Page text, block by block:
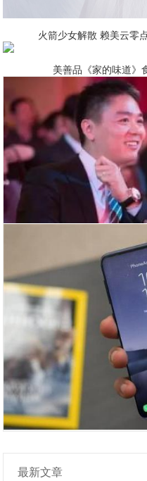
火箭少女解散 赖美云零
美善品《家的味道》
最新文章